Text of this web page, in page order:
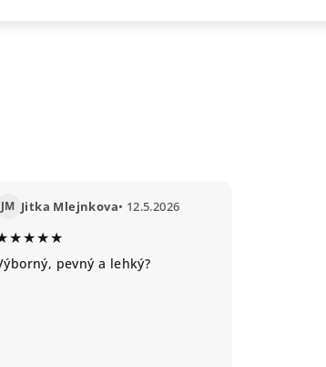
JM Jitka Mlejnkova• 12.5.2026
pevný a lehký?